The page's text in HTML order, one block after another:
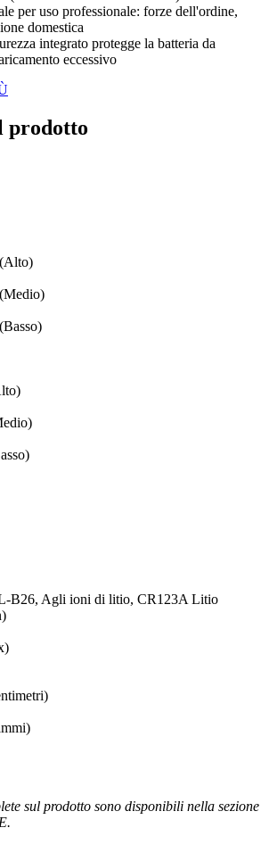
per uso professionale: forze dell'ordine,
domestica
integrato protegge la batteria da
eccessivo
prodotto
B26, Agli ioni di litio, CR123A Litio
sul prodotto sono disponibili nella sezione